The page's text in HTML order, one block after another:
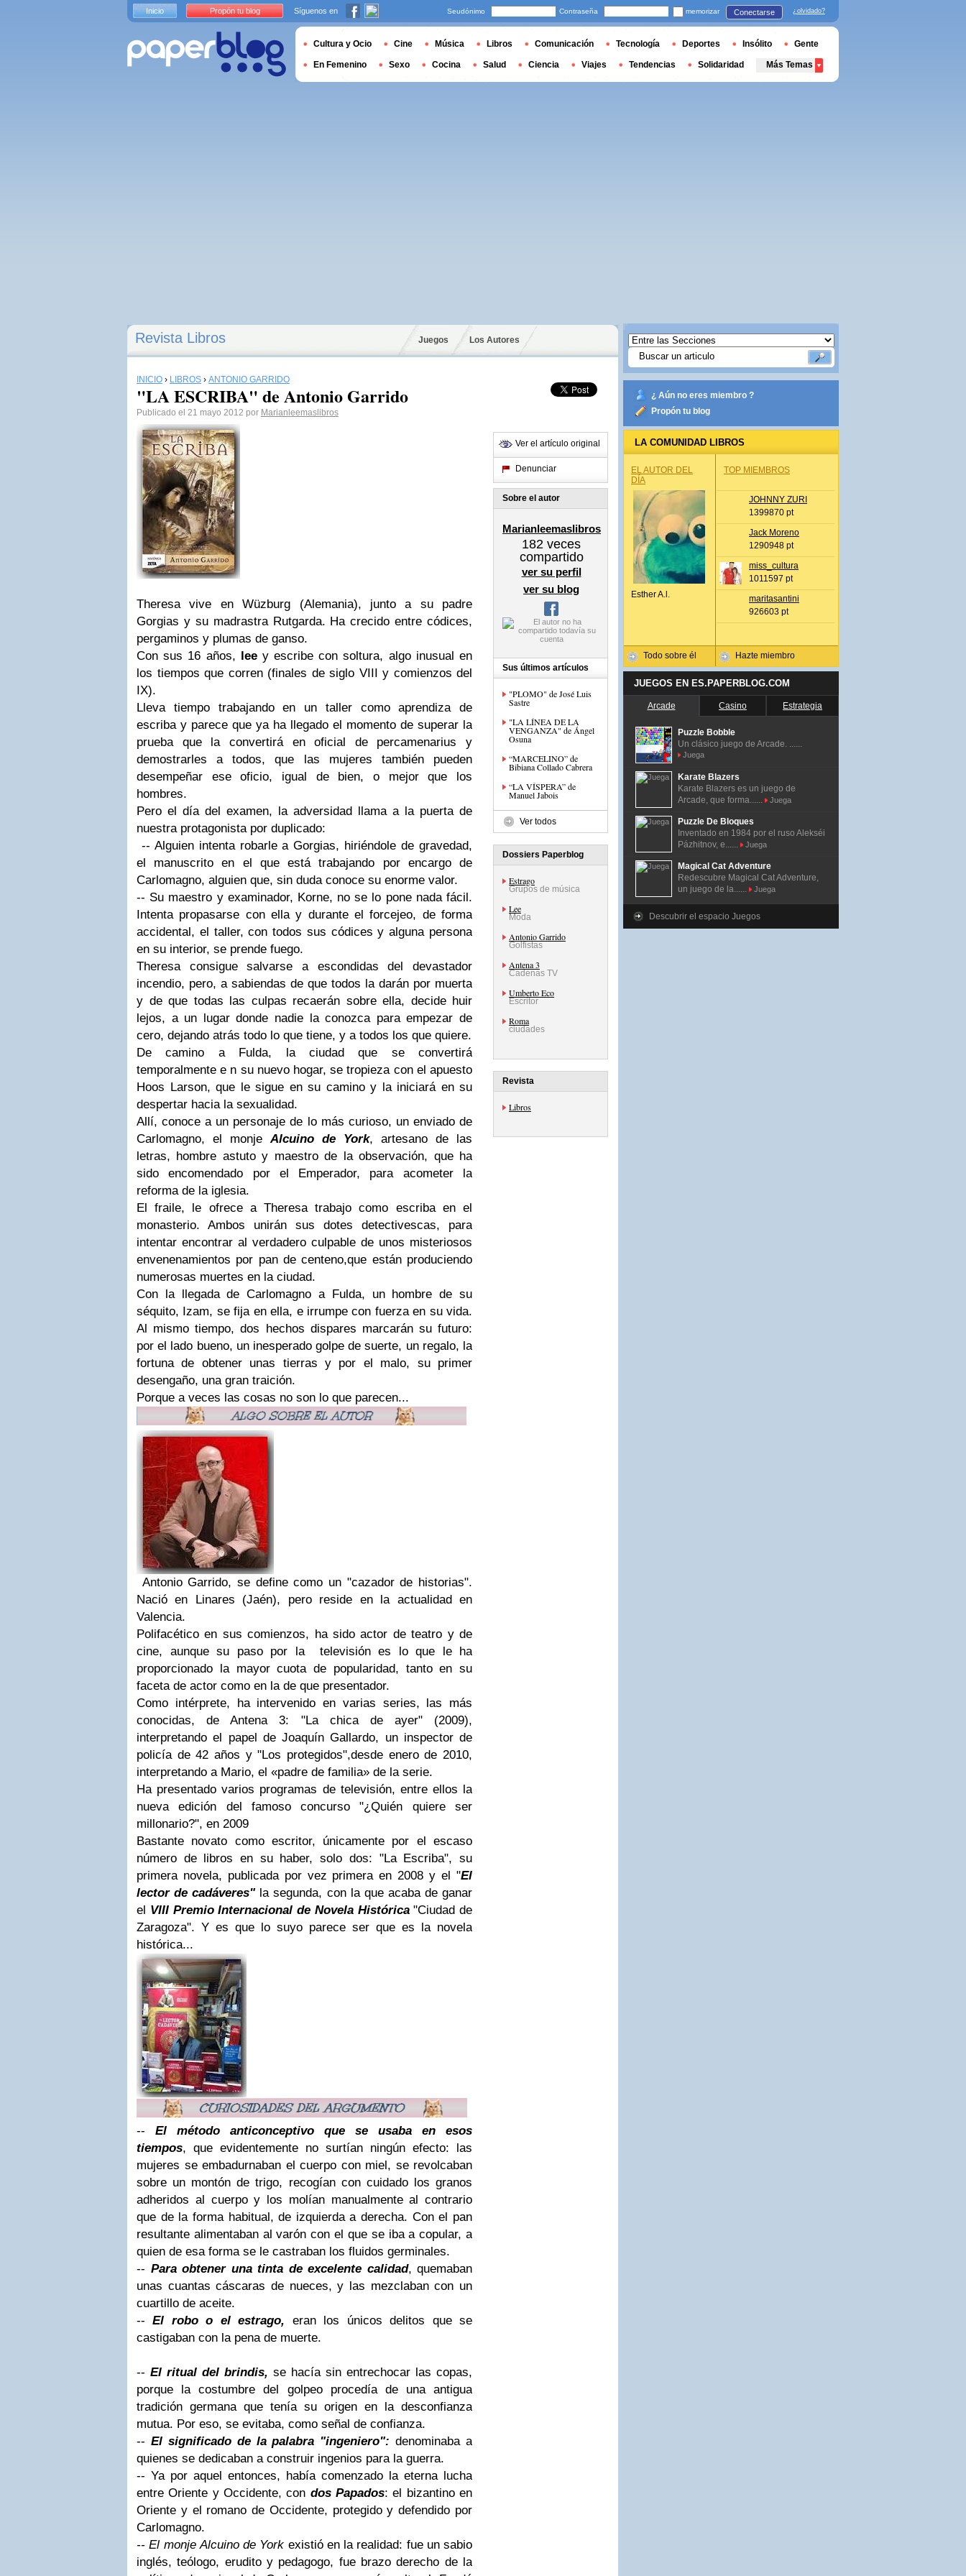
Revista Libros Juegos Los Autores
INICIO › LIBROS › ANTONIO GARRIDO
"LA ESCRIBA" de Antonio Garrido
Publicado el 21 mayo 2012 por Marianleemaslibros
Theresa vive en Wüzburg (Alemania), junto a su padre
Gorgias y su madrastra Rutgarda. Ha crecido entre códices,
pergaminos y plumas de ganso.
Con sus 16 años, leey escribe con soltura, algo inusual en
los tiempos que corren (finales de siglo VIII y comienzos del
IX).
Lleva tiempo trabajando en un taller como aprendiza de
escriba y parece que ya ha llegado el momento de superar la
prueba que la convertirá en oficial de percamenarius y
demostrarles a todos, que las mujeres también pueden
desempeñar ese oficio, igual de bien, o mejor que los
hombres.
Pero el día del examen, la adversidad llama a la puerta de
nuestra protagonista por duplicado:
-- Alguien intenta robarle a Gorgias, hiriéndole de gravedad,
el manuscrito en el que está trabajando por encargo de
Carlomagno, alguien que, sin duda conoce su enorme valor.
-- Su maestro y examinador, Korne, no se lo pone nada fácil.
Intenta propasarse con ella y durante el forcejeo, de forma
accidental, el taller, con todos sus códices y alguna persona
en su interior, se prende fuego.
Theresa consigue salvarse a escondidas del devastador
incendio, pero, a sabiendas de que todos la darán por muerta
y de que todas las culpas recaerán sobre ella, decide huir
lejos, a un lugar donde nadie la conozca para empezar de
cero, dejando atrás todo lo que tiene, y a todos los que quiere.
De camino a Fulda, la ciudad que se convertirá
temporalmente e n su nuevo hogar, se tropieza con el apuesto
Hoos Larson, que le sigue en su camino y la iniciará en su
despertar hacia la sexualidad.
Allí, conoce a un personaje de lo más curioso, un enviado de
Carlomagno, el monjeAlcuino de York, artesano de las
letras, hombre astuto y maestro de la observación, que ha
sido encomendado por el Emperador, para acometer la
reforma de la iglesia.
El fraile, le ofrece a Theresa trabajo como escriba en el
monasterio. Ambos unirán sus dotes detectivescas, para
intentar encontrar al verdadero culpable de unos misteriosos
envenenamientos por pan de centeno,que están produciendo
numerosas muertes en la ciudad.
Con la llegada de Carlomagno a Fulda, un hombre de su
séquito, Izam, se fija en ella, e irrumpe con fuerza en su vida.
Al mismo tiempo, dos hechos dispares marcarán su futuro:
por el lado bueno, un inesperado golpe de suerte, un regalo, la
fortuna de obtener unas tierras y por el malo, su primer
desengaño, una gran traición.
Porque a veces las cosas no son lo que parecen...
Antonio Garrido, se define como un "cazador de historias".
Nació en Linares (Jaén), pero reside en la actualidad en
Valencia.
Polifacético en sus comienzos, ha sido actor de teatro y de
cine, aunque su paso por la televisión es lo que le ha
proporcionado la mayor cuota de popularidad, tanto en su
faceta de actor como en la de que presentador.
Como intérprete, ha intervenido en varias series, las más
conocidas, de Antena 3: "La chica de ayer" (2009),
interpretando el papel de Joaquín Gallardo, un inspector de
policía de 42 años y "Los protegidos",desde enero de 2010,
interpretando a Mario, el «padre de familia» de la serie.
Ha presentado varios programas de televisión, entre ellos la
nueva edición del famoso concurso "¿Quién quiere ser
millonario?", en 2009
Bastante novato como escritor, únicamente por el escaso
número de libros en su haber, solo dos: "La Escriba", su
primera novela, publicada por vez primera en 2008 y el "El
lector de cadáveres"la segunda, con la que acaba de ganar
el VIII Premio Internacional de Novela Histórica"Ciudad de
Zaragoza". Y es que lo suyo parece ser que es la novela
histórica...
-- El método anticonceptivo que se usaba en esos
tiempos, que evidentemente no surtían ningún efecto: las
mujeres se embadurnaban el cuerpo con miel, se revolcaban
sobre un montón de trigo, recogían con cuidado los granos
adheridos al cuerpo y los molían manualmente al contrario
que de la forma habitual, de izquierda a derecha. Con el pan
resultante alimentaban al varón con el que se iba a copular, a
quien de esa forma se le castraban los fluidos germinales.
-- Para obtener una tinta de excelente calidad, quemaban
unas cuantas cáscaras de nueces, y las mezclaban con un
cuartillo de aceite.
--El robo o el estrago, eran los únicos delitos que se
castigaban con la pena de muerte.
-- El ritual del brindis, se hacía sin entrechocar las copas,
porque la costumbre del golpeo procedía de una antigua
tradición germana que tenía su origen en la desconfianza
mutua. Por eso, se evitaba, como señal de confianza.
-- El significado de la palabra "ingeniero": denominaba a
quienes se dedicaban a construir ingenios para la guerra.
-- Ya por aquel entonces, había comenzado la eterna lucha
entre Oriente y Occidente, con dos Papados: el bizantino en
Oriente y el romano de Occidente, protegido y defendido por
Carlomagno.
-- El monjeAlcuino de York existió en la realidad: fue un sabio
inglés, teólogo, erudito y pedagogo, fue brazo derecho de la
Ver el artículo original
Denunciar
Sobre el autor
Marianleemaslibros
182 veces
compartido
ver su perfil
ver su blog
Sus últimos artículos
"PLOMO" de José Luis
Sastre
"LA LÍNEA DE LA
VENGANZA" de Ángel
Osuna
“MARCELINO” de
Bibiana Collado Cabrera
“LA VÍSPERA” de
Manuel Jabois
Ver todos
Dossiers Paperblog
Estrago
Grupos de música
Lee
Moda
Antonio Garrido
Golfistas
Antena 3
Cadenas TV
Umberto Eco
Escritor
Roma
ciudades
Revista
Libros
¿ Aún no eres miembro ?
Propón tu blog
LA COMUNIDAD LIBROS
EL AUTOR DEL
DÍA
Esther A.l.
Todo sobre él
TOP MIEMBROS
JOHNNY ZURI
1399870 pt
Jack Moreno
1290948 pt
miss_cultura
1011597 pt
maritasantini
926603 pt
Hazte miembro
JUEGOS EN ES.PAPERBLOG.COM
Arcade Casino Estrategia
Puzzle Bobble
Un clásico juego de Arcade. ......
Juega
Karate Blazers
Karate Blazers es un juego de
Arcade, que forma......
Juega
Puzzle De Bloques
Inventado en 1984 por el ruso Alekséi
Pázhitnov, e......
Juega
Magical Cat Adventure
Redescubre Magical Cat Adventure,
un juego de la......
Juega
Descubrir el espacio Juegos
Inicio Propón tu blog Síguenos en Seudónimo Contraseña memorizar Conectarse ¿olvidado?
Cultura y Ocio Cine Música Libros Comunicación Tecnología Deportes Insólito Gente
En Femenino Sexo Cocina Salud Ciencia Viajes Tendencias Solidaridad Más Temas